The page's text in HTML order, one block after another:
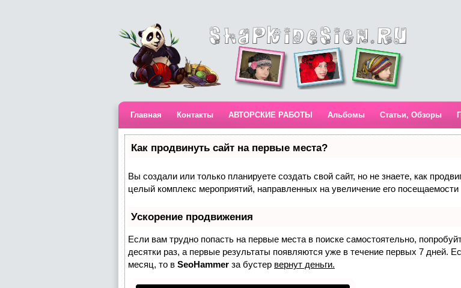
Главная Контакты АВТОРСКИЕ РАБОТЫ Альбомы Статьи, Обзоры
Как продвинуть сайт на первые места?
Вы создали или только планируете создать свой сайт, но не знаете, как
целый комплекс мероприятий, направленных на увеличение его
Ускорение продвижения
Если вам трудно попасть на первые места в поиске самостоятельно,
десятки раз, а первые результаты появляются уже в течение первых 7 дней.
месяц, то в SeoHammer за бустер вернут деньги.